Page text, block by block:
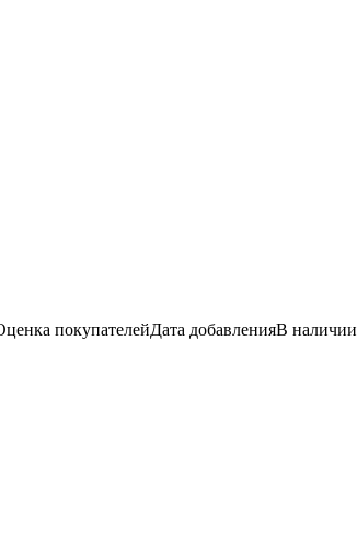
покупателейДата добавленияВ наличии